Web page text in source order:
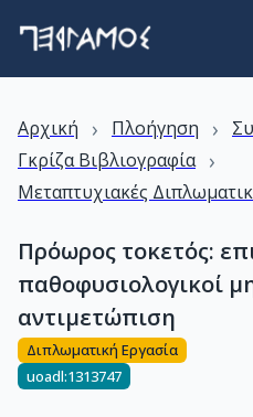
Αρχική › Πλοήγηση ›
Γκρίζα Βιβλιογραφία ›
Μεταπτυχιακές
Πρόωρος τοκετός:
παθοφυσιολογικοί
αντιμετώπιση
Διπλωματική Εργασία
uoadl:1313747